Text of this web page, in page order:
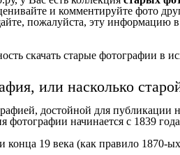
и комментируйте фото
пожалуйста, эту информацию
скачать старые фотографии в
или насколько
достойной для
фотографии начинается с 1839
конца 19 века (как правило 1870-